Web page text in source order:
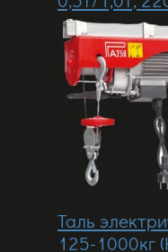
Таль
125-1000кг